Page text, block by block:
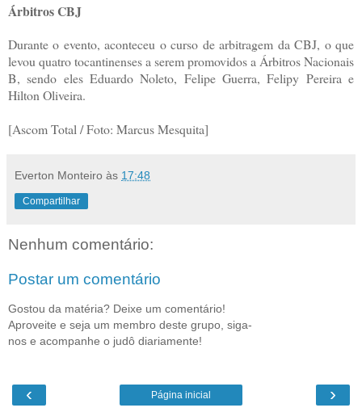
Árbitros CBJ
Durante o evento, aconteceu o curso de arbitragem da CBJ, o que
levou quatro tocantinenses a serem promovidos a Árbitros Nacionais
B, sendo eles Eduardo Noleto, Felipe Guerra, Felipy Pereira e
Hilton Oliveira.
[Ascom Total / Foto: Marcus Mesquita]
Everton Monteiro às 17:48
Compartilhar
Nenhum comentário:
Postar um comentário
Gostou da matéria? Deixe um comentário!
Aproveite e seja um membro deste grupo, siga-
nos e acompanhe o judô diariamente!
‹ ›
Página inicial